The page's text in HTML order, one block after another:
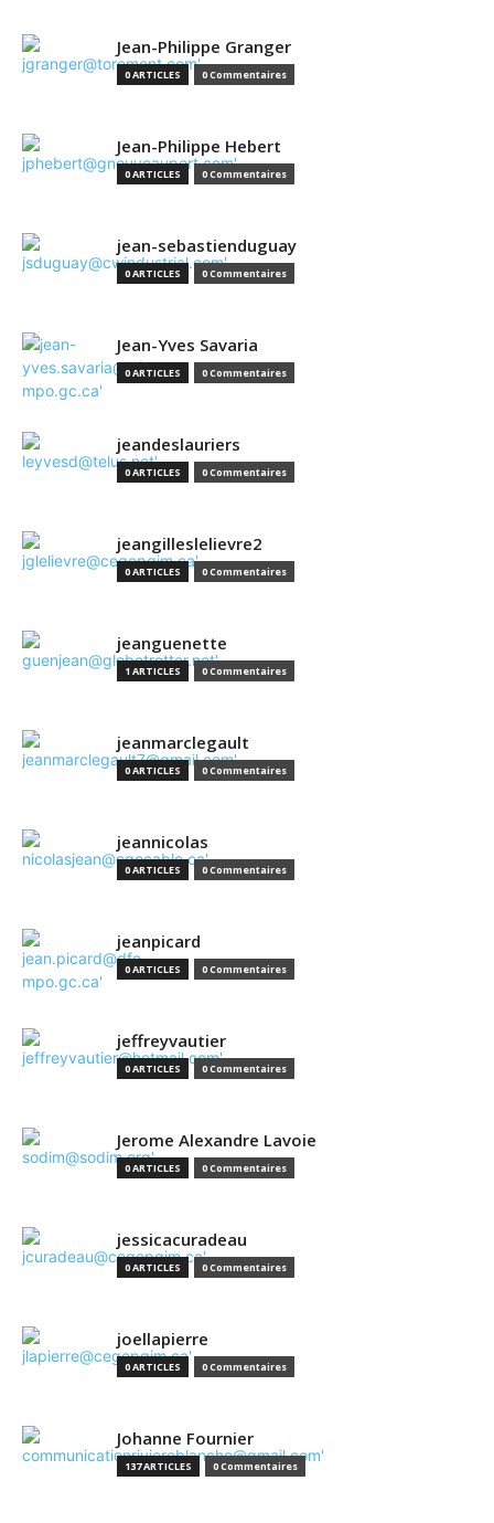
Jean-Philippe Granger
0 ARTICLES 0 Commentaires
Jean-Philippe Hebert
0 ARTICLES 0 Commentaires
jean-sebastienduguay
0 ARTICLES 0 Commentaires
Jean-Yves Savaria
0 ARTICLES 0 Commentaires
jeandeslauriers
0 ARTICLES 0 Commentaires
jeangilleslelievre2
0 ARTICLES 0 Commentaires
jeanguenette
1 ARTICLES 0 Commentaires
jeanmarclegault
0 ARTICLES 0 Commentaires
jeannicolas
0 ARTICLES 0 Commentaires
jeanpicard
0 ARTICLES 0 Commentaires
jeffreyvautier
0 ARTICLES 0 Commentaires
Jerome Alexandre Lavoie
0 ARTICLES 0 Commentaires
jessicacuradeau
0 ARTICLES 0 Commentaires
joellapierre
0 ARTICLES 0 Commentaires
Johanne Fournier
137 ARTICLES 0 Commentaires